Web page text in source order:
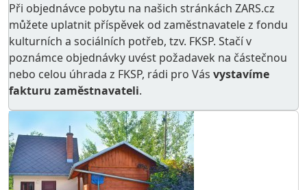
Při objednávce pobytu na našich stránkách ZARS.cz
můžete uplatnit příspěvek od zaměstnavatele z fondu
kulturních a sociálních potřeb, tzv. FKSP. Stačí v
poznámce objednávky uvést požadavek na částečnou
nebo celou úhrada z FKSP, rádi pro Vás vystavíme
fakturu zaměstnavateli.